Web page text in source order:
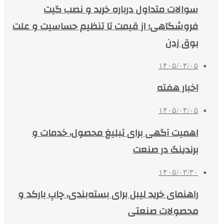
سوالات متداول درباره خرید و نصب گیت
فروشگاهی؛ از قیمت تا تنظیم حساسیت و علت
بوق زدن
۱۴۰۵/۰۴/۰۵
اخبار هفته
۱۴۰۵/۰۴/۰۵
اهمیت آگهی برای تبلیغ محصول، خدمات و
برندینگ در صنعت
۱۴۰۵/۰۳/۳۰
راهنمای خرید لیبل برای بسته‌بندی، چاپ بارکد و
محصولات صنعتی